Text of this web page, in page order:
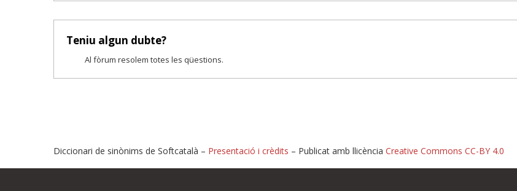
Teniu algun dubte?
Al fòrum resolem totes les qüestions.
Diccionari de sinònims de Softcatalà – Presentació i crèdits – Publicat amb llicència Creative Commons CC-BY 4.0